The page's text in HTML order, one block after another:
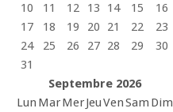
10
11 12 13 14 15
16
17
18 19 20 21 22
23
24
25 26 27 28 29
30
31
Septembre 2026
Lun MarMerJeuVenSam Dim